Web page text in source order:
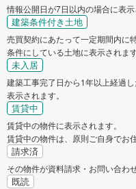
情報公開日が7日以内の場合に表示
建築条件付き土地
売買契約にあたって一定期間内に
条件にしている土地に表示されます
未入居
建築工事完了日から1年以上経過
表示されます。
賃貸中
賃貸中の物件に表示されます。
賃貸中の物件は、原則ご自身でお
請求済
その物件が資料請求・お問い合わ
既読